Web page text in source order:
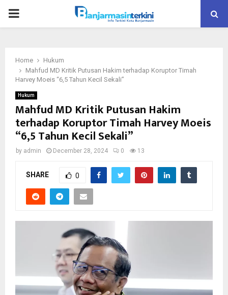
P
M
A
U
Home
Hukum
Mahfud MD Kritik Putusan Hakim terhadap Koruptor Timah
Harvey Moeis “6,5 Tahun Kecil Sekali”
Hukum
Mahfud MD Kritik Putusan Hakim
terhadap Koruptor Timah Harvey Moeis
“6,5 Tahun Kecil Sekali”
by admin December 28, 2024 0 13
SHARE 0